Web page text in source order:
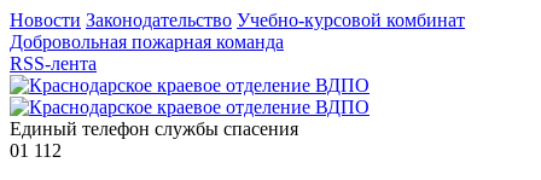
Новости Законодательство Учебно-курсовой комбинат
Добровольная пожарная команда
RSS-лента
Единый телефон службы спасения
01 112